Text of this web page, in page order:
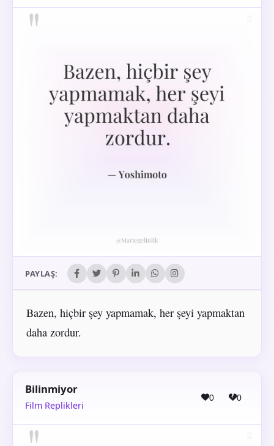
PAYLAŞ:
Bazen, hiçbir şey yapmamak, her şeyi yapmaktan
daha zordur.
Bilinmiyor
Film Replikleri
0 0